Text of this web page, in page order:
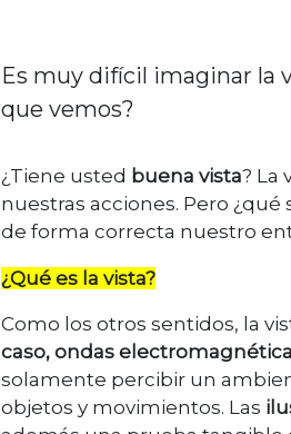
Es muy difícil imaginar la
que vemos?
¿Tiene usted buena vista? La
nuestras acciones. Pero
de forma correcta nuestro
¿Qué es la vista?
Como los otros sentidos, la
caso, ondas
solamente percibir un
objetos y movimientos. Las